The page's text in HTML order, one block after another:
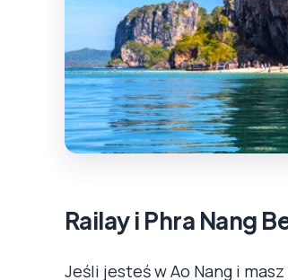
Railay i Phra Nang
Jeśli jesteś w Ao Nang i